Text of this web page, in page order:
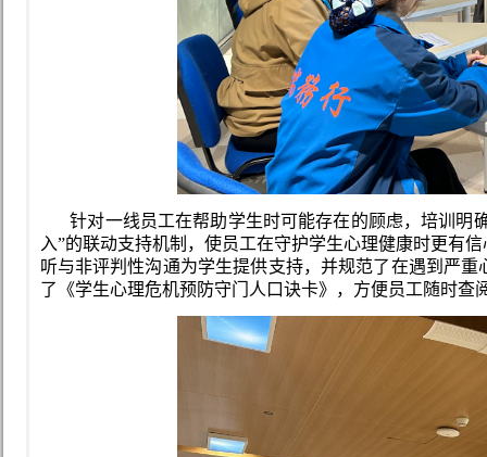
针对一线员工在帮助学生时可能存在的顾虑，培训
入”的联动支持机制，使员工在守护学生心理健康时更有
听与非评判性沟通为学生提供支持，并规范了在遇到严
了《学生心理危机预防守门人口诀卡》，方便员工随时查